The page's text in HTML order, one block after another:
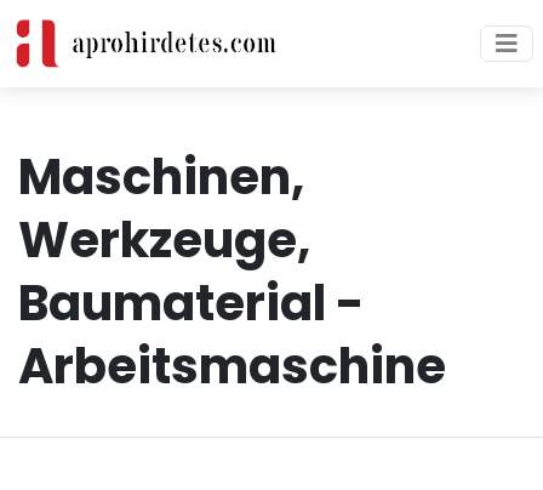
Maschinen,
Werkzeuge,
Baumaterial -
Arbeitsmaschine